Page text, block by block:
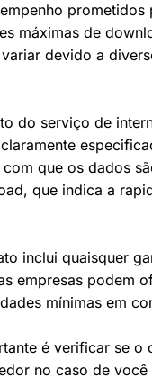
máximas de
devido a
do serviço de
que os dados
que indica a
inclui quaisquer
empresas podem
mínimas em
é verificar se
no caso de